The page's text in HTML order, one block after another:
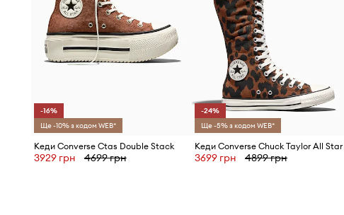
-16%
Ще -10% з кодом WEB*
Кеди Converse Ctas Double Stack
3929 грн 4699 грн
-24%
Ще -5% з кодом WEB*
Кеди Converse Chuck Taylor All Star
3699 грн 4899 грн